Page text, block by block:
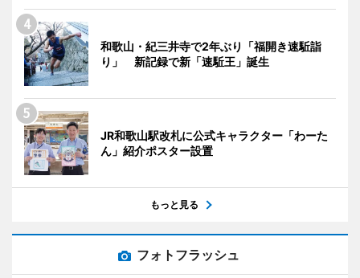
和歌山・紀三井寺で2年ぶり「福開き速駈詣
り」 新記録で新「速駈王」誕生
JR和歌山駅改札に公式キャラクター「わーた
ん」紹介ポスター設置
もっと見る
フォトフラッシュ